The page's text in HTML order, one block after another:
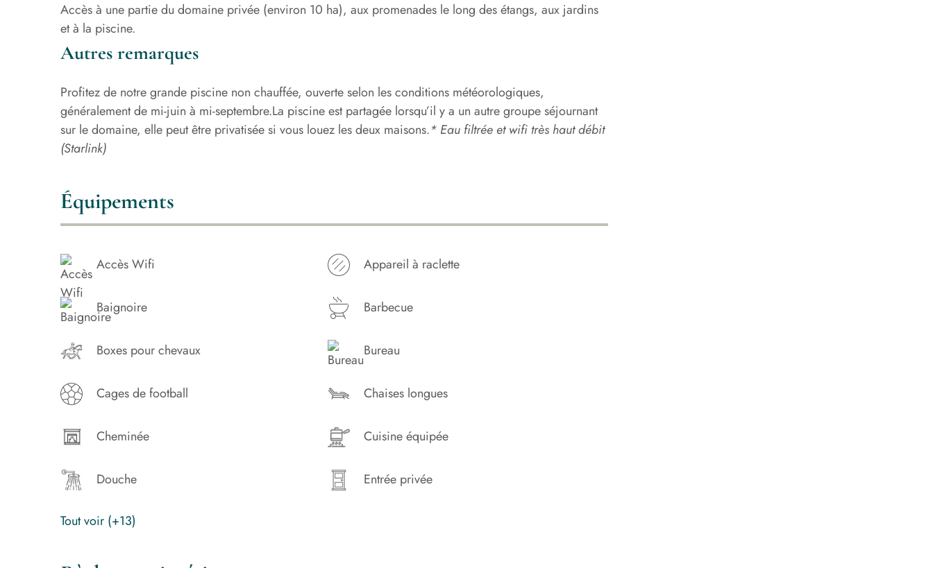
Accès à une partie du domaine privée (environ 10 ha), aux promenades le long des étangs, aux jardins
et à la piscine.
Autres remarques
Profitez de notre grande piscine non chauffée, ouverte selon les conditions météorologiques,
généralement de mi-juin à mi-septembre.La piscine est partagée lorsqu’il y a un autre groupe séjournant
sur le domaine, elle peut être privatisée si vous louez les deux maisons.* Eau filtrée et wifi très haut débit
(Starlink)
Équipements
Accès Wifi Appareil à raclette
Baignoire Barbecue
Boxes pour chevaux Bureau
Cages de football Chaises longues
Cheminée Cuisine équipée
Douche Entrée privée
Tout voir (+13)